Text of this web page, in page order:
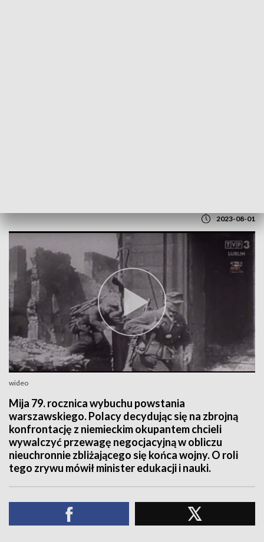
2023-08-01
wideo
Mija 79. rocznica wybuchu powstania
warszawskiego. Polacy decydując się na zbrojną
konfrontację z niemieckim okupantem chcieli
wywalczyć przewagę negocjacyjną w obliczu
nieuchronnie zbliżającego się końca wojny. O roli
tego zrywu mówił minister edukacji i nauki.